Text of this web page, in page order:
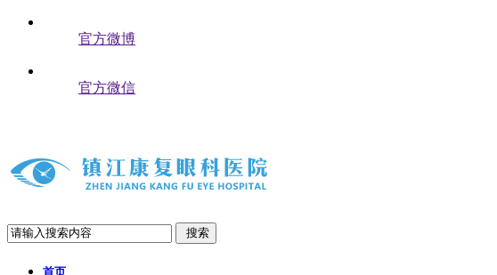
官方微博
官方微信
搜索
首页